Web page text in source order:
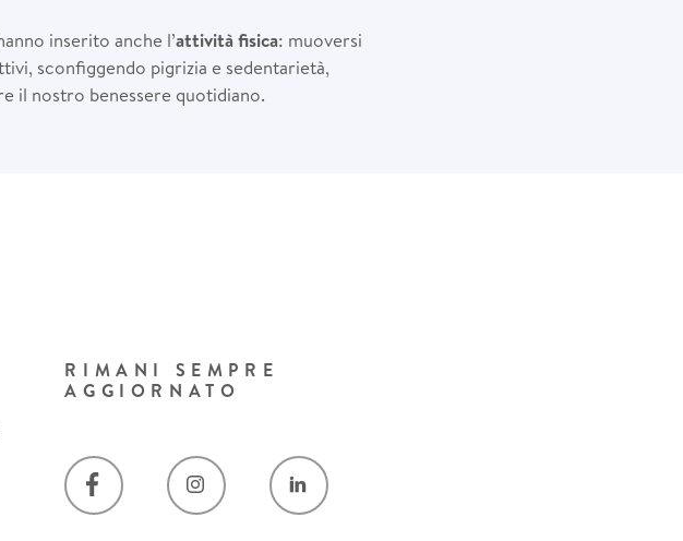
inserito anche l’attività fisica: muoversi
sconfiggendo pigrizia e sedentarietà,
il nostro benessere quotidiano.
RIMANI SEMPRE
AGGIORNATO